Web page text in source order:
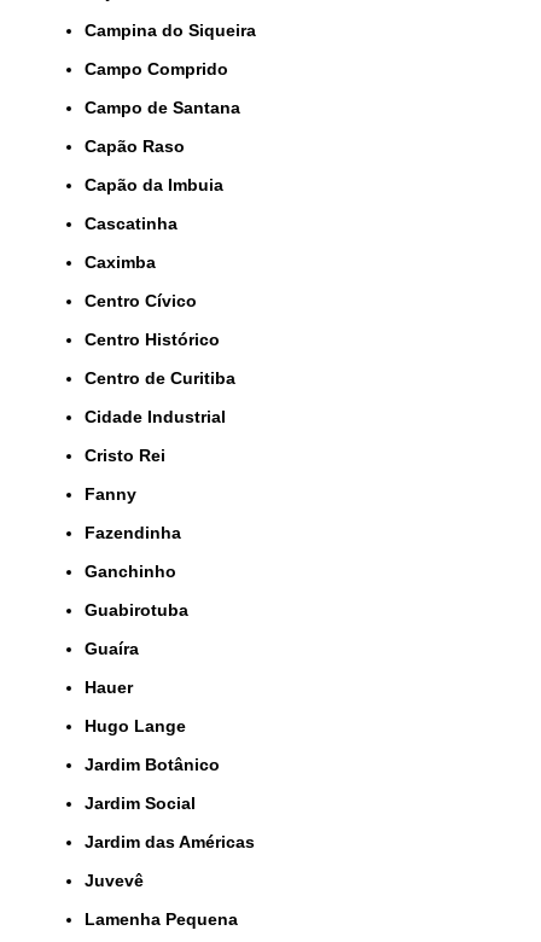
Campina do Siqueira
Campo Comprido
Campo de Santana
Capão Raso
Capão da Imbuia
Cascatinha
Caximba
Centro Cívico
Centro Histórico
Centro de Curitiba
Cidade Industrial
Cristo Rei
Fanny
Fazendinha
Ganchinho
Guabirotuba
Guaíra
Hauer
Hugo Lange
Jardim Botânico
Jardim Social
Jardim das Américas
Juvevê
Lamenha Pequena